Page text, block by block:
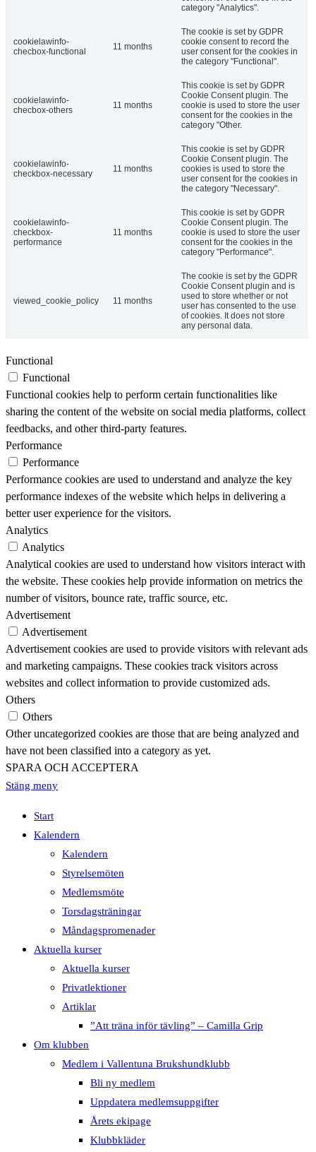
category "Analytics".
cookielawinfo-
checbox-functional
11 months
The cookie is set by GDPR
cookie consent to record the
user consent for the cookies in
the category "Functional".
cookielawinfo-
checbox-others
11 months
This cookie is set by GDPR
Cookie Consent plugin. The
cookie is used to store the user
consent for the cookies in the
category "Other.
cookielawinfo-
checkbox-necessary
11 months
This cookie is set by GDPR
Cookie Consent plugin. The
cookies is used to store the
user consent for the cookies in
the category "Necessary".
cookielawinfo-
checkbox-
performance
11 months
This cookie is set by GDPR
Cookie Consent plugin. The
cookie is used to store the user
consent for the cookies in the
category "Performance".
viewed_cookie_policy 11 months
The cookie is set by the GDPR
Cookie Consent plugin and is
used to store whether or not
user has consented to the use
of cookies. It does not store
any personal data.
Functional
Functional
Functional cookies help to perform certain functionalities like
sharing the content of the website on social media platforms, collect
feedbacks, and other third-party features.
Performance
Performance
Performance cookies are used to understand and analyze the key
performance indexes of the website which helps in delivering a
better user experience for the visitors.
Analytics
Analytics
Analytical cookies are used to understand how visitors interact with
the website. These cookies help provide information on metrics the
number of visitors, bounce rate, traffic source, etc.
Advertisement
Advertisement
Advertisement cookies are used to provide visitors with relevant ads
and marketing campaigns. These cookies track visitors across
websites and collect information to provide customized ads.
Others
Others
Other uncategorized cookies are those that are being analyzed and
have not been classified into a category as yet.
SPARA OCH ACCEPTERA
Stäng meny
Start
Kalendern
Kalendern
Styrelsemöten
Medlemsmöte
Torsdagsträningar
Måndagspromenader
Aktuella kurser
Aktuella kurser
Privatlektioner
Artiklar
”Att träna inför tävling” – Camilla Grip
Om klubben
Medlem i Vallentuna Brukshundklubb
Bli ny medlem
Uppdatera medlemsuppgifter
Årets ekipage
Klubbkläder